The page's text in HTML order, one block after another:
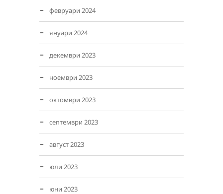
февруари 2024
януари 2024
декември 2023
ноември 2023
октомври 2023
септември 2023
август 2023
юли 2023
юни 2023